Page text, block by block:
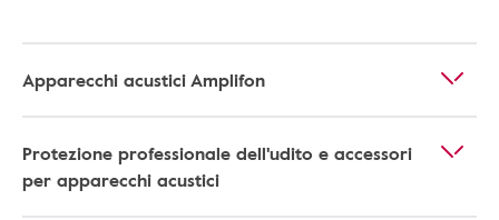
Apparecchi acustici Amplifon
Protezione professionale dell'udito e accessori
per apparecchi acustici